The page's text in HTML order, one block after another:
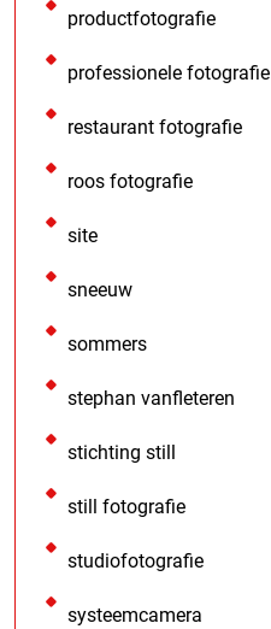
productfotografie
professionele fotografie
restaurant fotografie
roos fotografie
site
sneeuw
sommers
stephan vanfleteren
stichting still
still fotografie
studiofotografie
systeemcamera